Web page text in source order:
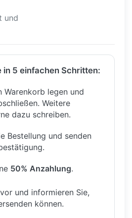
und
in 5 einfachen Schritten:
Warenkorb legen und
Weitere
dazu schreiben.
Bestellung und senden
50% Anzahlung.
und informieren Sie,
können.